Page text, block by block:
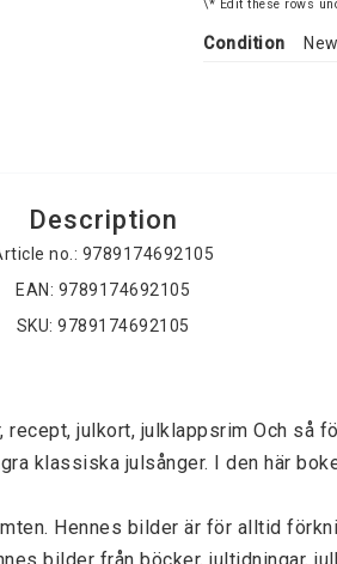
\* Edit these rows
Condition New
Description
no.: 9789174692105
EAN: 9789174692105
SKU: 9789174692105
recept, julkort, julklappsrim Och så
klassiska julsånger. I den här
Hennes bilder är för alltid